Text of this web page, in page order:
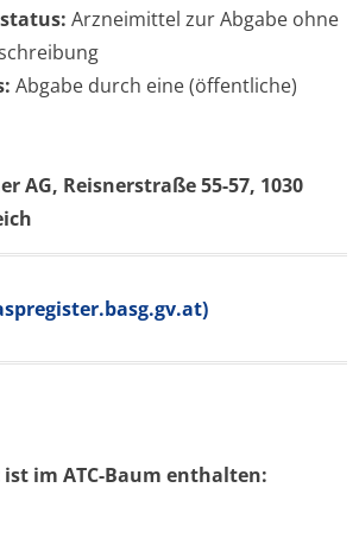
Arzneimittel zur Abgabe ohne
Abgabe durch eine (öffentliche)
AG, Reisnerstraße 55-57, 1030
im ATC-Baum enthalten: